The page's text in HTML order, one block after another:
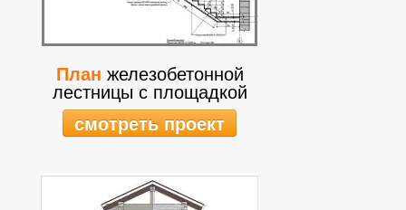
План железобетонной
лестницы с площадкой
смотреть проект